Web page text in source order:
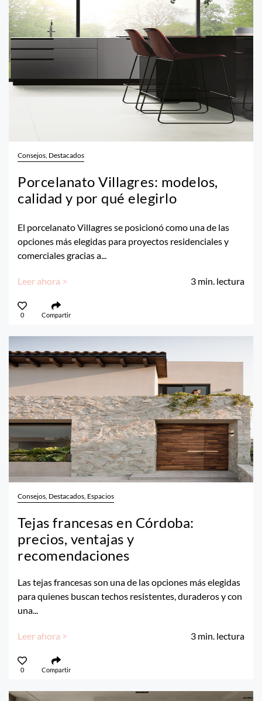
Consejos, Destacados
Porcelanato Villagres: modelos,
calidad y por qué elegirlo
El porcelanato Villagres se posicionó como una de las
opciones más elegidas para proyectos residenciales y
comerciales gracias a...
Leer ahora > 3 min. lectura
0 Compartir
Consejos, Destacados, Espacios
Tejas francesas en Córdoba:
precios, ventajas y
recomendaciones
Las tejas francesas son una de las opciones más elegidas
para quienes buscan techos resistentes, duraderos y con
una...
Leer ahora > 3 min. lectura
0 Compartir